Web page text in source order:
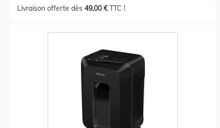
Livraison offerte dès 49,00 €TTC !